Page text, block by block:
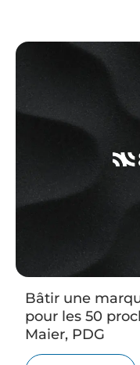
Bâtir une
pour les 50
Maier, PDG